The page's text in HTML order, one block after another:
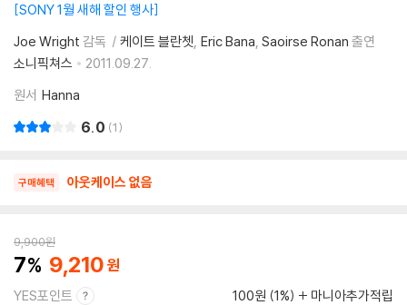
SONY 1월 새해 할인 행사
Joe Wright 감독 케이트 블란쳇 Eric Bana Saoirse Ronan 출연
소니픽쳐스
2011.09.27.
원서 Hanna
6.0 1
구매혜택 아웃케이스 없음
9,900원
7 9,210
YES포인트 100원 (1%) 마니아추가적립